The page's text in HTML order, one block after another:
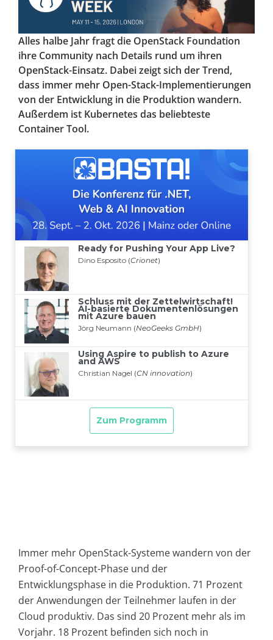
Alles halbe Jahr fragt die OpenStack Foundation
ihre Community nach Details rund um ihren
OpenStack-Einsatz. Dabei zeigt sich der Trend,
dass immer mehr Open-Stack-Implementierungen
von der Entwicklung in die Produktion wandern.
Außerdem ist Kubernetes das beliebteste
Container Tool.
Immer mehr OpenStack-Systeme wandern von der
Proof-of-Concept-Phase und der
Entwicklungsphase in die Produktion. 71 Prozent
der Anwendungen der Teilnehmer laufen in der
Cloud produktiv. Das sind 20 Prozent mehr als im
Vorjahr. 18 Prozent befinden sich noch in